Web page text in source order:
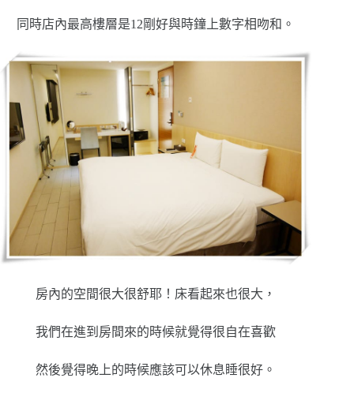
同時店內最高樓層是12剛好與時鐘上數字相吻和。
房內的空間很大很舒耶！床看起來也很大，
我們在進到房間來的時候就覺得很自在喜歡
然後覺得晚上的時候應該可以休息睡很好。